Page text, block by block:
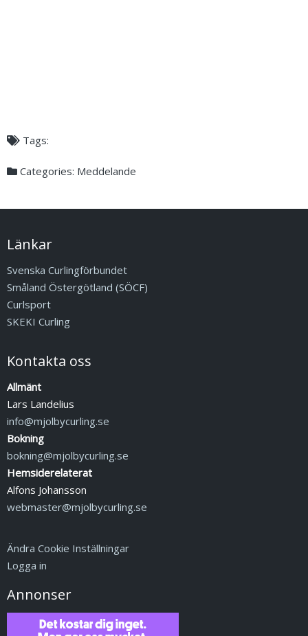
Tags:
Categories: Meddelande
Länkar
Svenska Curlingförbundet
Småland Östergötland (SÖCF)
Curlsport
SKEKI Curling
Kontakta oss
Allmänt
Lars Landelius
info@mjolbycurling.se
Bokning
bokning@mjolbycurling.se
Hemsiderelaterat
Alfons Johansson
webmaster@mjolbycurling.se
Ändra Cookie Inställningar
Logga in
Annonser